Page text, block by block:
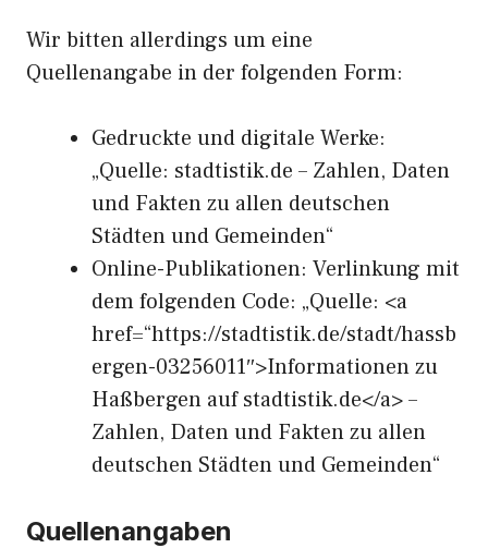
Wir bitten allerdings um eine
Quellenangabe in der folgenden Form:
Gedruckte und digitale Werke:
„Quelle: stadtistik.de – Zahlen, Daten
und Fakten zu allen deutschen
Städten und Gemeinden“
Online-Publikationen: Verlinkung mit
dem folgenden Code: „Quelle: <a
href=“https://stadtistik.de/stadt/hassb
ergen-03256011″>Informationen zu
Haßbergen auf stadtistik.de</a> –
Zahlen, Daten und Fakten zu allen
deutschen Städten und Gemeinden“
Quellenangaben